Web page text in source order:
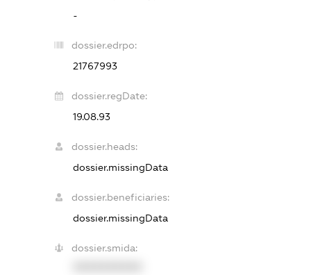
-
dossier.edrpo:
21767993
dossier.regDate:
19.08.93
dossier.heads:
dossier.missingData
dossier.beneficiaries:
dossier.missingData
dossier.smida: